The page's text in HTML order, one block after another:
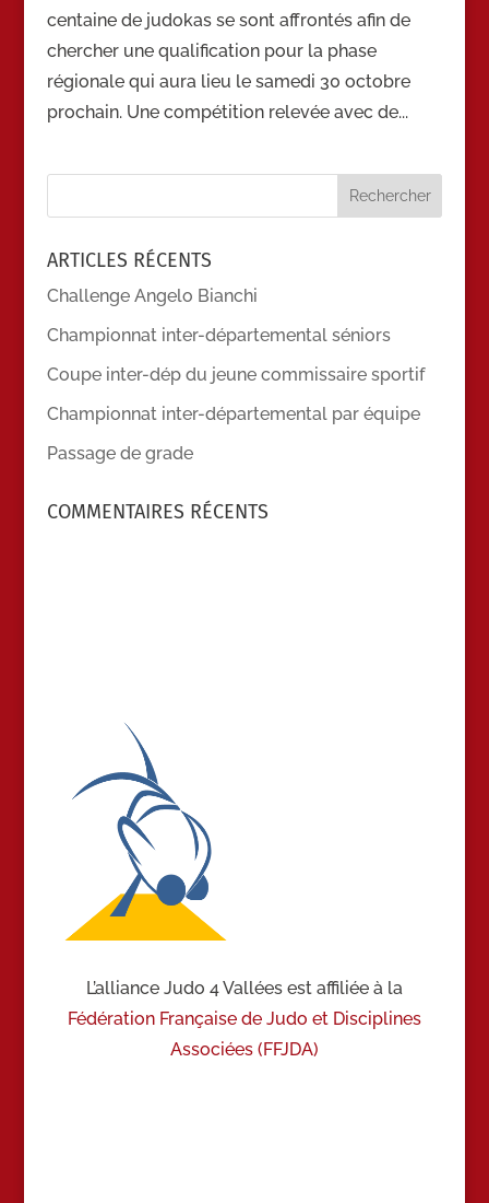
centaine de judokas se sont affrontés afin de
chercher une qualification pour la phase
régionale qui aura lieu le samedi 30 octobre
prochain. Une compétition relevée avec de...
ARTICLES RÉCENTS
Challenge Angelo Bianchi
Championnat inter-départemental séniors
Coupe inter-dép du jeune commissaire sportif
Championnat inter-départemental par équipe
Passage de grade
COMMENTAIRES RÉCENTS
L’alliance Judo 4 Vallées est affiliée à la
Fédération Française de Judo et Disciplines
Associées (FFJDA)